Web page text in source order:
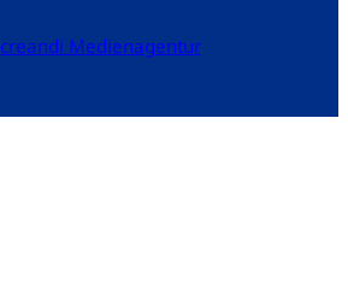
creandi Medienagentur